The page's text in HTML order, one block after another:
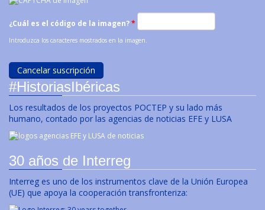
¿Cuál es el código de la imagen?*
Introduzca los caracteres mostrados en la imagen.
#HistoriasIbéricas
Los resultados de los proyectos POCTEP y su lado más
humano, contado por las agencias de noticias EFE y LUSA
30 años de Interreg
Interreg es uno de los instrumentos clave de la Unión Europea
(UE) que apoya la cooperación transfronteriza: